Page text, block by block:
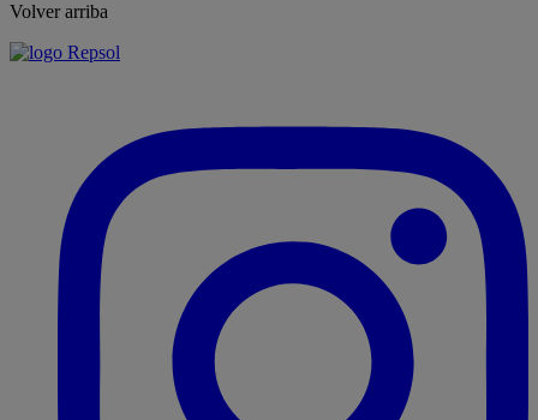
Volver arriba